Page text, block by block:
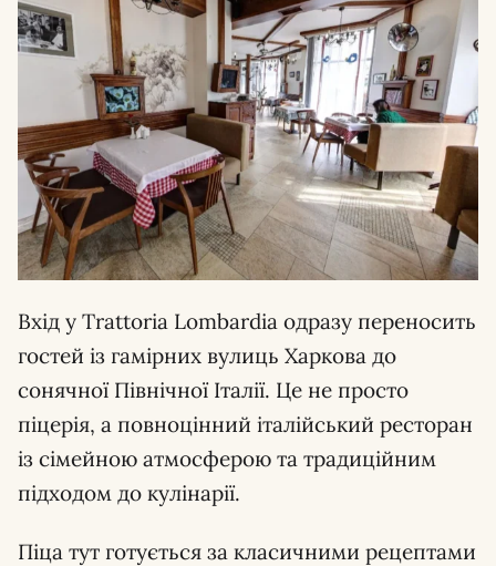
Вхід у Trattoria Lombardia одразу переносить
гостей із гамірних вулиць Харкова до
сонячної Північної Італії. Це не просто
піцерія, а повноцінний італійський ресторан
із сімейною атмосферою та традиційним
підходом до кулінарії.
Піца тут готується за класичними рецептами